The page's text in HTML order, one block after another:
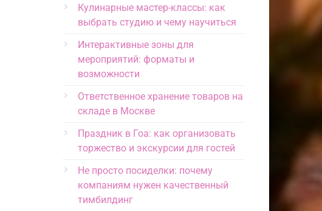
Кулинарные мастер-классы: как
выбрать студию и чему научиться
Интерактивные зоны для
мероприятий: форматы и
возможности
Ответственное хранение товаров на
складе в Москве
Праздник в Гоа: как организовать
торжество и экскурсии для гостей
Не просто посиделки: почему
компаниям нужен качественный
тимбилдинг